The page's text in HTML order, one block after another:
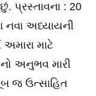
પ્રસ્તાવના : 20
નવા અધ્યાયની
માટે
અનુભવ મારી
જ ઉત્સાહિત